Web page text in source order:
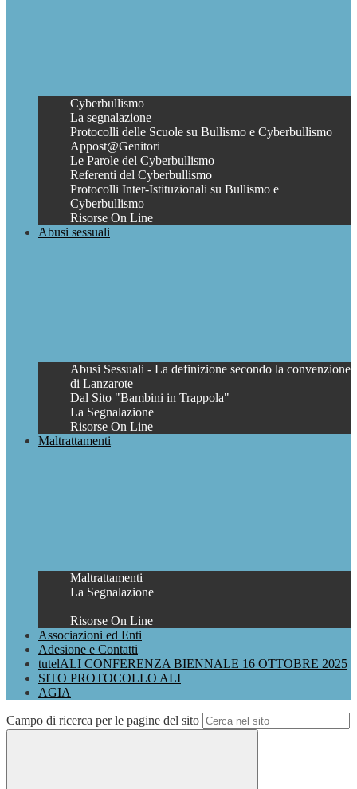
Cyberbullismo
La segnalazione
Protocolli delle Scuole su Bullismo e Cyberbullismo
Appost@Genitori
Le Parole del Cyberbullismo
Referenti del Cyberbullismo
Protocolli Inter-Istituzionali su Bullismo e
Cyberbullismo
Risorse On Line
Abusi sessuali
Abusi Sessuali - La definizione secondo la convenzione
di Lanzarote
Dal Sito "Bambini in Trappola"
La Segnalazione
Risorse On Line
Maltrattamenti
Maltrattamenti
La Segnalazione
Risorse On Line
Associazioni ed Enti
Adesione e Contatti
tutelALI CONFERENZA BIENNALE 16 OTTOBRE 2025
SITO PROTOCOLLO ALI
AGIA
Campo di ricerca per le pagine del sito